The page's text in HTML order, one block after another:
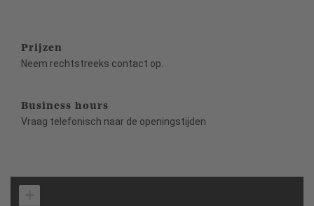
Prijzen
Neem rechtstreeks contact op.
Business hours
Vraag telefonisch naar de openingstijden